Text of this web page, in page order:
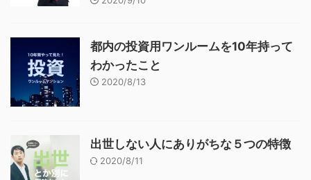
都内の投資用ワンルームを10年持って
わかったこと
2020/8/13
出世しない人にありがちな５つの特徴
2020/8/11